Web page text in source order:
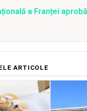
a Franței
ARTICOLE